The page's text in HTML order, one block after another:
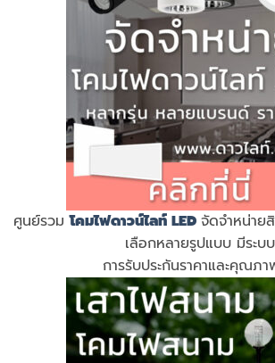
ศูนย์รวมโคมไฟดาวน์ไลท์ LED จัดจำหน่า
เลือกหลายรูปแบบ มีระบบ
การรับประกันราคาและคุณภ